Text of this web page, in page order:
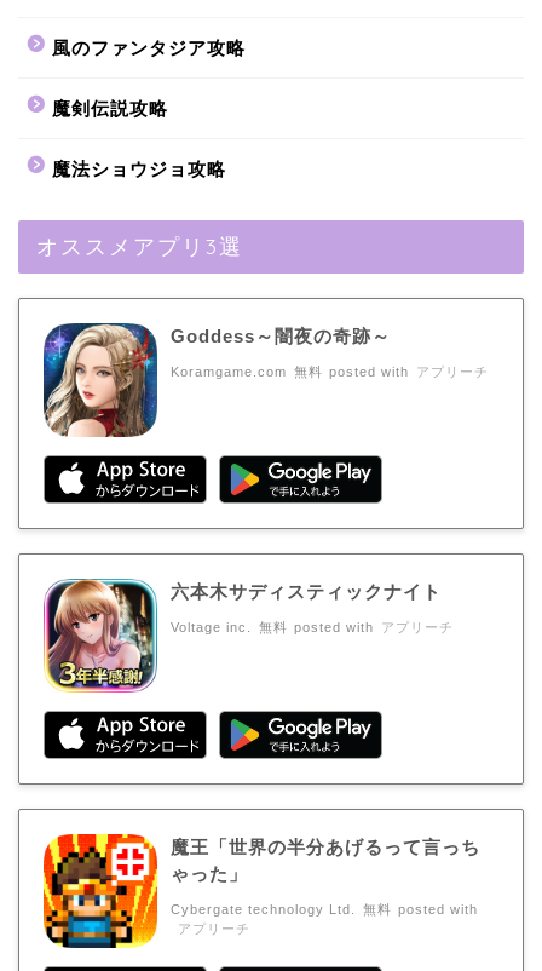
風のファンタジア攻略
魔剣伝説攻略
魔法ショウジョ攻略
オススメアプリ3選
Goddess～闇夜の奇跡～
Koramgame.com 無料 posted with アプリーチ
六本木サディスティックナイト
Voltage inc. 無料 posted with アプリーチ
魔王「世界の半分あげるって言っち
ゃった」
Cybergate technology Ltd. 無料 posted with
アプリーチ